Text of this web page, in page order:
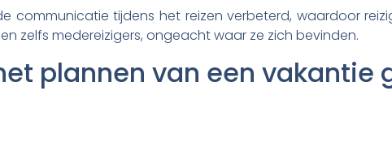
communicatie tijdens het reizen verbeterd, waardoor
zelfs medereizigers, ongeacht waar ze zich bevinden.
plannen van een vakantie